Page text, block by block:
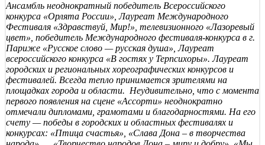
Ансамбль неоднократный победитель Всероссийского
конкурса «Орлята России», Лауреат Международного
Фестиваля «Здравствуй, Мир!», телевизионного «Лазоревый
цвет», победитель Международного фестиваля-конкурса в г.
Париже «Русское слово — русская душа», Лауреат
всероссийского конкурса «В гостях у Терпсихоры». Лауреат
городских и региональных хореографических конкурсов и
фестивалей. Всегда тепло принимается зрителями на
площадках города и области. Неудивительно, что с момента
первого появления на сцене «Ассорти» неоднократно
отмечали дипломами, грамотами и благодарностями. На его
счету — победы в городских и областных фестивалях и
конкурсах: «Птица счастья», «Слава Дона – в творчества